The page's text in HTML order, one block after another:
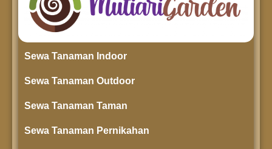
Sewa Tanaman Indoor
Sewa Tanaman Outdoor
Sewa Tanaman Taman
Sewa Tanaman Pernikahan